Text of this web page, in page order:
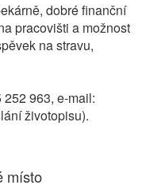
dobré finanční
pracovišti a možnost
na stravu,
963, e-mail:
životopisu).
místo